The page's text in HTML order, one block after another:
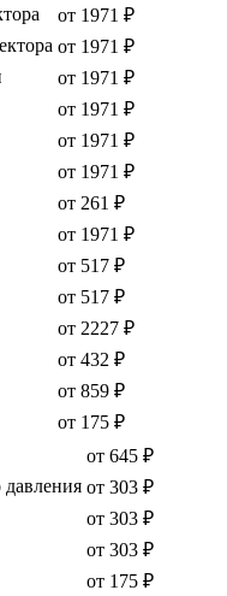
от 1971 ₽
от 1971 ₽
от 1971 ₽
от 1971 ₽
от 1971 ₽
от 1971 ₽
от 261 ₽
от 1971 ₽
от 517 ₽
от 517 ₽
от 2227 ₽
от 432 ₽
от 859 ₽
от 175 ₽
от 645 ₽
от 303 ₽
от 303 ₽
от 303 ₽
от 175 ₽